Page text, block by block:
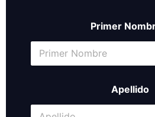
Primer
Apellido